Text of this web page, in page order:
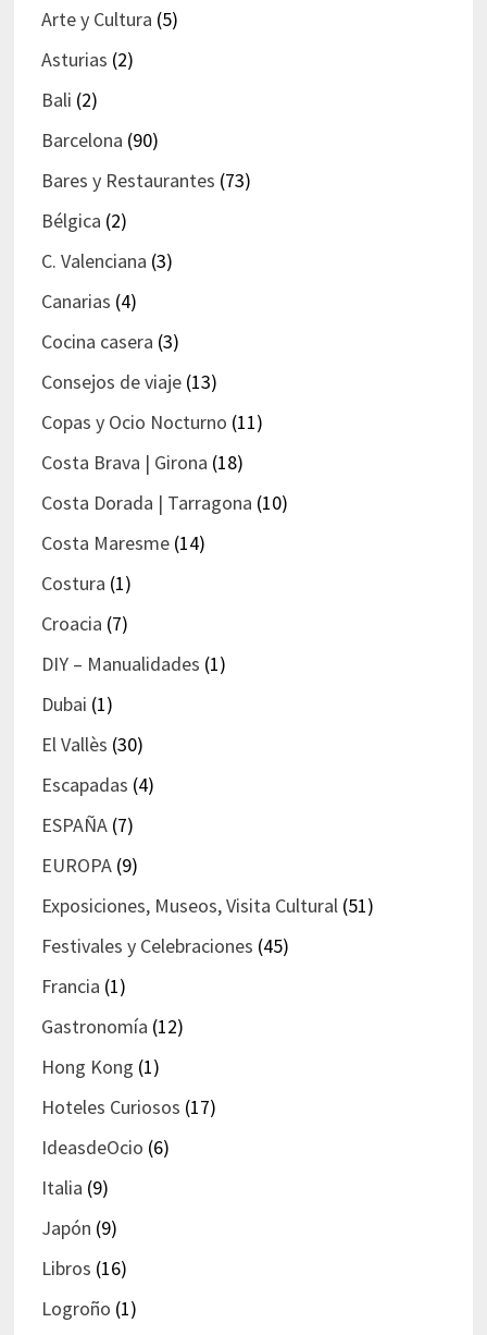
Arte y Cultura (5)
Asturias (2)
Bali (2)
Barcelona (90)
Bares y Restaurantes (73)
Bélgica (2)
C. Valenciana (3)
Canarias (4)
Cocina casera (3)
Consejos de viaje(13)
Copas y Ocio Nocturno (11)
Costa Brava | Girona (18)
Costa Dorada | Tarragona (10)
Costa Maresme(14)
Costura (1)
Croacia (7)
DIY – Manualidades (1)
Dubai (1)
El Vallès (30)
Escapadas (4)
ESPAÑA(7)
EUROPA(9)
Exposiciones, Museos, Visita Cultural(51)
Festivales y Celebraciones (45)
Francia (1)
Gastronomía (12)
Hong Kong (1)
Hoteles Curiosos (17)
IdeasdeOcio (6)
Italia (9)
Japón (9)
Libros (16)
Logroño (1)